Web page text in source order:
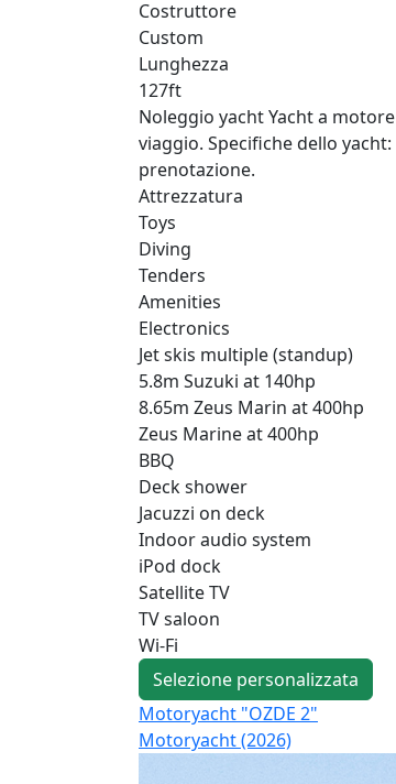
Costruttore
Custom
Lunghezza
127ft
Noleggio yacht Yacht a
viaggio. Specifiche dello
prenotazione.
Attrezzatura
Toys
Diving
Tenders
Amenities
Electronics
Jet skis multiple (standup)
5.8m Suzuki at 140hp
8.65m Zeus Marin at 400hp
Zeus Marine at 400hp
BBQ
Deck shower
Jacuzzi on deck
Indoor audio system
iPod dock
Satellite TV
TV saloon
Wi-Fi
Selezione personalizzata
Motoryacht "OZDE 2"
Motoryacht (2026)